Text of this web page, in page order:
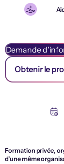
Demande
Obtenir le
Formation privée,
d’une même